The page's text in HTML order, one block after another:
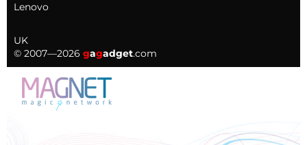
Lenovo
UK
© 2007—2026 gagadget.com